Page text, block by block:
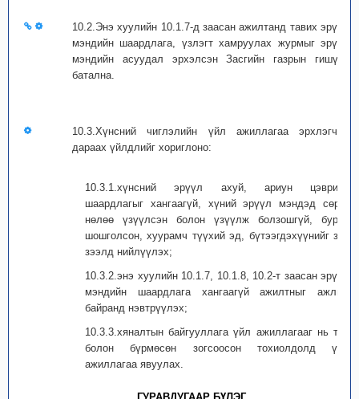
10.2.Энэ хуулийн 10.1.7-д заасан ажилтанд тавих эрүүл
мэндийн шаардлага, үзлэгт хамруулах журмыг эрүүл
мэндийн асуудал эрхэлсэн Засгийн газрын гишүүн
батална.
10.3.Хүнсний чиглэлийн үйл ажиллагаа эрхлэгчид
дараах үйлдлийг хориглоно:
10.3.1.хүнсний эрүүл ахуй, ариун цэврийн
шаардлагыг хангаагүй, хүний эрүүл мэндэд сөрөг
нөлөө үзүүлсэн болон үзүүлж болзошгүй, буруу
шошголсон, хуурамч түүхий эд, бүтээгдэхүүнийг зах
зээлд нийлүүлэх;
10.3.2.энэ хуулийн 10.1.7, 10.1.8, 10.2-т заасан эрүүл
мэндийн шаардлага хангаагүй ажилтныг ажлын
байранд нэвтрүүлэх;
10.3.3.хяналтын байгууллага үйл ажиллагааг нь түр
болон бүрмөсөн зогсоосон тохиолдолд үйл
ажиллагаа явуулах.